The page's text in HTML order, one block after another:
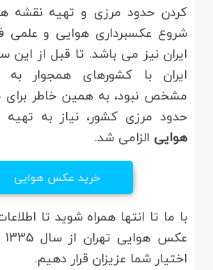
کردن حدود مرزی و تهیه نقشه
شروع عکسبرداری هوایی و علمی
ایران نیز می باشد. تا قبل از این
ایران با کشورهای همجوار
مشخص نبود، به همین خاطر
حدود مرزی کشور، نیاز به
هوایی الزامی شد.
خرید عکس هوایی
با ما تا انتها همراه شوید تا
اختیار شما عزیزان قرار دهیم.